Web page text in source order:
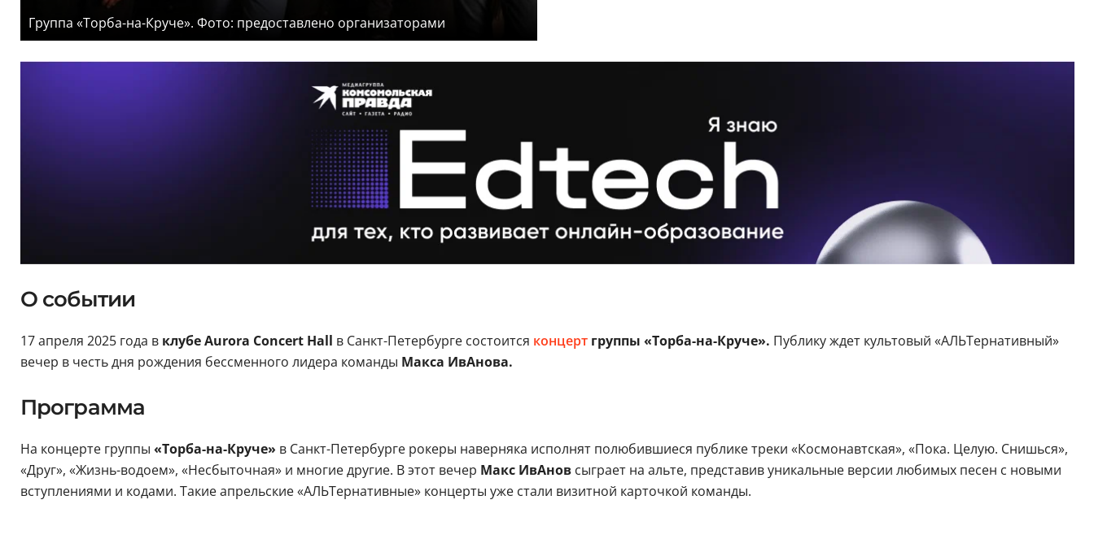
Группа «Торба-на-Круче». Фото: предоставлено организаторами
О событии
17 апреля 2025 года вклубе Aurora Concert Hall в Санкт-Петербурге состоится концертгруппы «Торба-на-Круче». Публику ждет культовый «АЛЬТернативный»
вечер в честь дня рождения бессменного лидера команды Макса ИвАнова.
Программа
На концерте группы «Торба-на-Круче» в Санкт-Петербурге рокеры наверняка исполнят полюбившиеся публике треки «Космонавтская», «Пока. Целую. Снишься»,
«Друг», «Жизнь-водоем», «Несбыточная» и многие другие. В этот вечер Макс ИвАновсыграет на альте, представив уникальные версии любимых песен с новыми
вступлениями и кодами. Такие апрельские «АЛЬТернативные» концерты уже стали визитной карточкой команды.